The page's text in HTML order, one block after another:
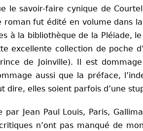
savoir-faire cynique de
fut édité en volume dans
à la bibliothèque de la Pléiade,
excellente collection de poche
de Joinville). Il est
aussi que la préface,
elles soient parfois d’une
Jean Paul Louis, Paris,
n’ont pas manqué de